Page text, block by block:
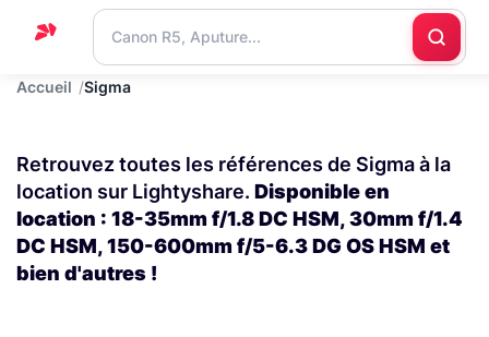
Accueil
Nous
contacter
Accueil Sigma
Retrouvez toutes les références de Sigma à la
location sur Lightyshare. Disponible en
location : 18-35mm f/1.8 DC HSM, 30mm f/1.4
DC HSM, 150-600mm f/5-6.3 DG OS HSM et
bien d'autres !